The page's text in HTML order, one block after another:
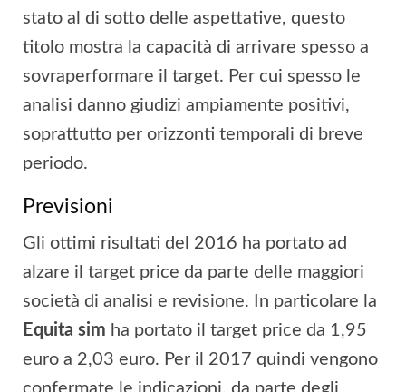
stato al di sotto delle aspettative, questo
titolo mostra la capacità di arrivare spesso a
sovraperformare il target. Per cui spesso le
analisi danno giudizi ampiamente positivi,
soprattutto per orizzonti temporali di breve
periodo.
Previsioni
Gli ottimi risultati del 2016 ha portato ad
alzare il target price da parte delle maggiori
società di analisi e revisione. In particolare la
Equita sim ha portato il target price da 1,95
euro a 2,03 euro. Per il 2017 quindi vengono